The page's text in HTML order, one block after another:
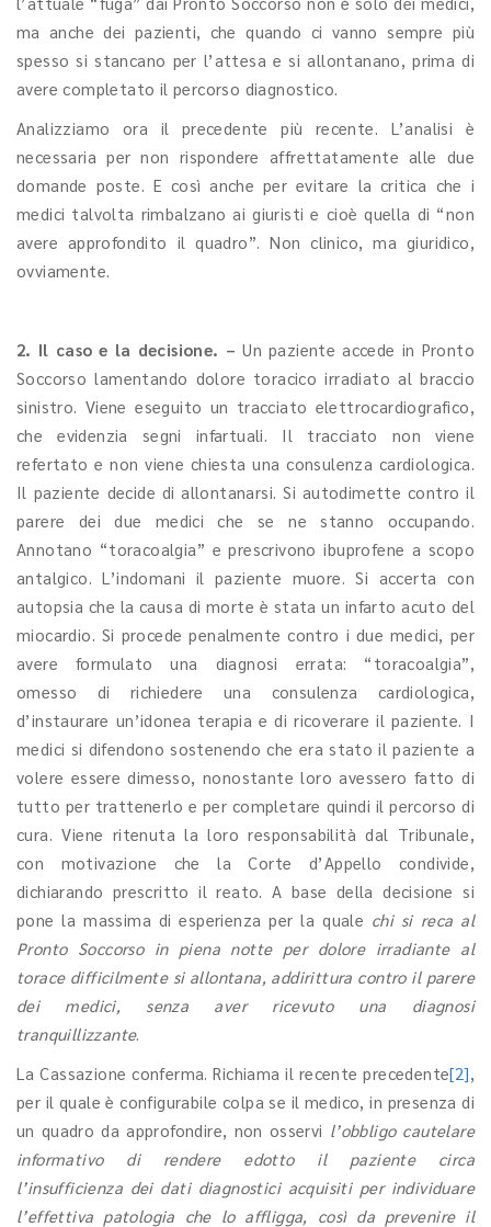
ma anche dei pazienti, che quando ci vanno sempre più
spesso si stancano per l’attesa e si allontanano, prima di
avere completato il percorso diagnostico.
Analizziamo ora il precedente più recente. L’analisi è
necessaria per non rispondere affrettatamente alle due
domande poste. E così anche per evitare la critica che i
medici talvolta rimbalzano ai giuristi e cioè quella di “non
avere approfondito il quadro”. Non clinico, ma giuridico,
ovviamente.
2. Il caso e la decisione. –Un paziente accede in Pronto
Soccorso lamentando dolore toracico irradiato al braccio
sinistro. Viene eseguito un tracciato elettrocardiografico,
che evidenzia segni infartuali. Il tracciato non viene
refertato e non viene chiesta una consulenza cardiologica.
Il paziente decide di allontanarsi. Si autodimette contro il
parere dei due medici che se ne stanno occupando.
Annotano “toracoalgia” e prescrivono ibuprofene a scopo
antalgico. L’indomani il paziente muore. Si accerta con
autopsia che la causa di morte è stata un infarto acuto del
miocardio. Si procede penalmente contro i due medici, per
avere formulato una diagnosi errata: “toracoalgia”,
omesso di richiedere una consulenza cardiologica,
d’instaurare un’idonea terapia e di ricoverare il paziente. I
medici si difendono sostenendo che era stato il paziente a
volere essere dimesso, nonostante loro avessero fatto di
tutto per trattenerlo e per completare quindi il percorso di
cura. Viene ritenuta la loro responsabilità dal Tribunale,
con motivazione che la Corte d’Appello condivide,
dichiarando prescritto il reato. A base della decisione si
pone la massima di esperienza per la quale chi si reca al
Pronto Soccorso in piena notte per dolore irradiante al
torace difficilmente si allontana, addirittura contro il parere
dei medici, senza aver ricevuto una diagnosi
tranquillizzante.
La Cassazione conferma. Richiama il recente precedente[2],
per il quale è configurabile colpa se il medico, in presenza di
un quadro da approfondire, non osservi l’obbligo cautelare
informativo di rendere edotto il paziente circa
l’insufficienza dei dati diagnostici acquisiti per individuare
l’effettiva patologia che lo affligga, così da prevenire il